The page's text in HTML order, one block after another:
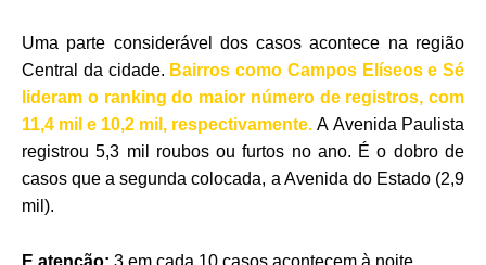
Uma parte considerável dos casos acontece na região
Central da cidade. Bairros como Campos Elíseos e Sé
lideram o ranking do maior número de registros, com
11,4 mil e 10,2 mil, respectivamente. A Avenida Paulista
registrou 5,3 mil roubos ou furtos no ano. É o dobro de
casos que a segunda colocada, a Avenida do Estado (2,9
mil).
E atenção: 3 em cada 10 casos acontecem à noite.